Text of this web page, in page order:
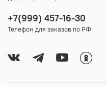
+7(999) 457-16-30
Телефон для заказов по РФ